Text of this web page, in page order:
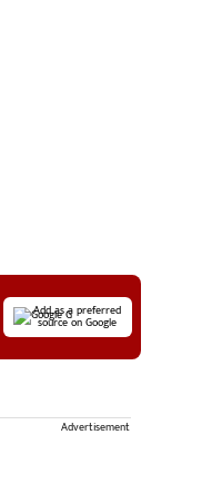
Add as a preferred
source on Google
Advertisement